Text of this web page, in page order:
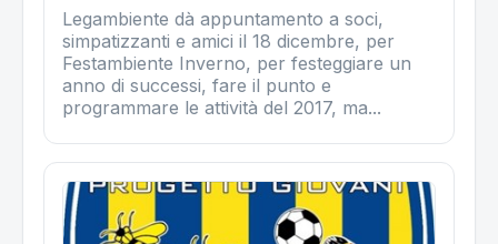
Legambiente dà appuntamento a soci,
simpatizzanti e amici il 18 dicembre, per
Festambiente Inverno, per festeggiare un
anno di successi, fare il punto e
programmare le attività del 2017, ma...